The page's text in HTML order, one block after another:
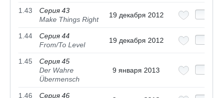
1.43
Серия 43
Make Things Right
19 декабря 2012
1.44
Серия 44
From/To Level
19 декабря 2012
1.45
Серия 45
Der Wahre
Übermensch
9 января 2013
1.46
Серия 46